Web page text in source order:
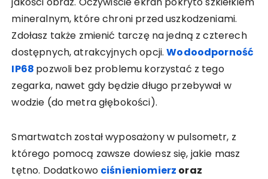
mineralnym, które chroni przed uszkodzeniami.
Zdołasz także zmienić tarczę na jedną z czterech
dostępnych, atrakcyjnych opcji.Wodoodporność
IP68 pozwoli bez problemu korzystać z tego
zegarka, nawet gdy będzie długo przebywał w
wodzie (do metra głębokości).
Smartwatch został wyposażony w pulsometr, z
którego pomocą zawsze dowiesz się, jakie masz
tętno. Dodatkowo ciśnieniomierz oraz